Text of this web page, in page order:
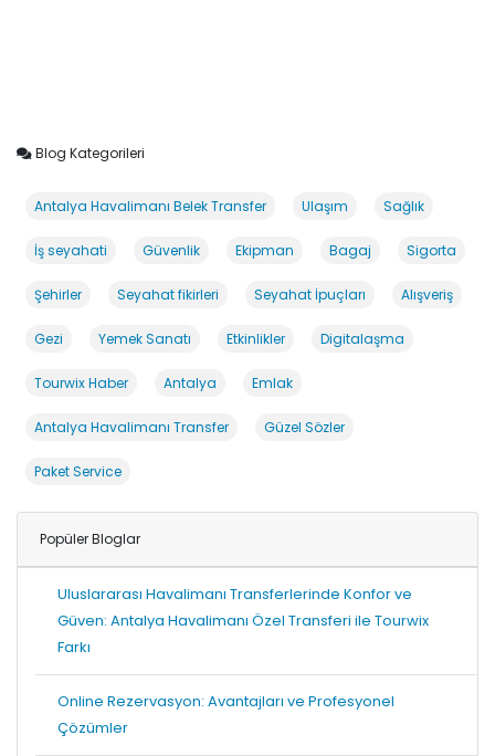
Blog Kategorileri
Antalya Havalimanı Belek Transfer Ulaşım Sağlık
İş seyahati Güvenlik Ekipman Bagaj Sigorta
Şehirler Seyahat fikirleri Seyahat İpuçları Alışveriş
Gezi Yemek Sanatı Etkinlikler Digitalaşma
Tourwix Haber Antalya Emlak
Antalya Havalimanı Transfer Güzel Sözler
Paket Service
Popüler Bloglar
Uluslararası Havalimanı Transferlerinde Konfor ve
Güven: Antalya Havalimanı Özel Transferi ile Tourwix
Farkı
Online Rezervasyon: Avantajları ve Profesyonel
Çözümler